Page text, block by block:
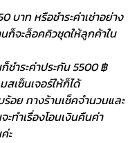
บาท หรือชำระค่าเช่าอย่าง
ก็จะล็อคคิวชุดให้ลูกค้าใน
ชำระค่าประกัน 5500 ฿
เซ็นเจอร์ให้ก็ได้
อย ทางร้านเช็คจำนวนและ
ทำเรื่องโอนเงินคืนค่า
ะ